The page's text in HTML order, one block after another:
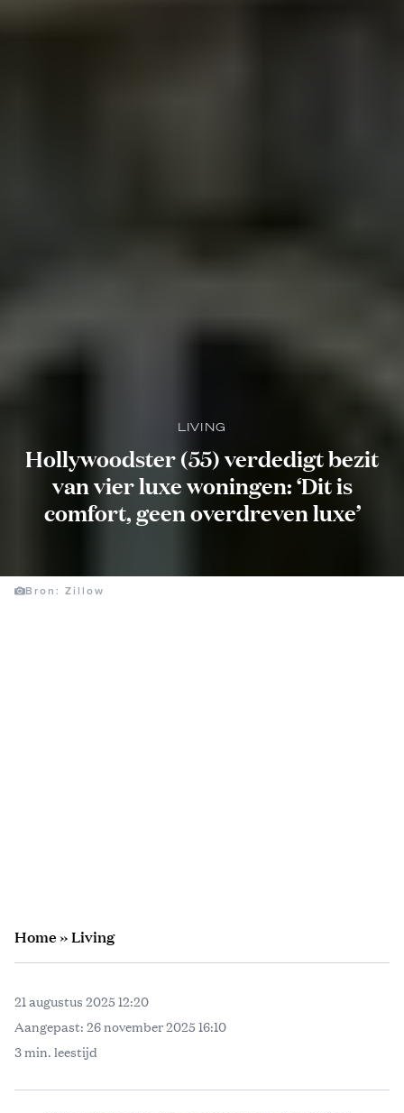
LIVING
Hollywoodster (55) verdedigt bezit
van vier luxe woningen: ‘Dit is
comfort, geen overdreven luxe’
Bron: Zillow
Home»Living
21 augustus 2025 12:20
Aangepast: 26 november 2025 16:10
3 min. leestijd